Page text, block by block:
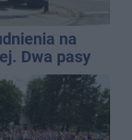
na
Dwa pasy
przyczepa od